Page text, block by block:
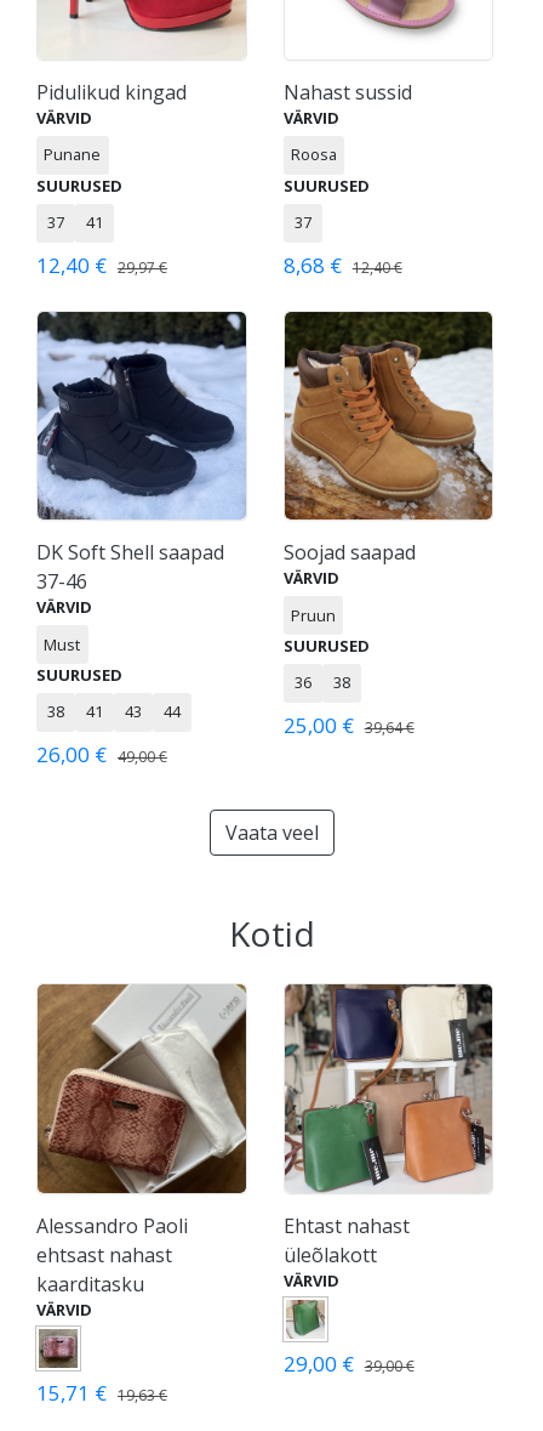
Pidulikud kingad
VÄRVID
Punane
SUURUSED
37
41
12,40 € 29,97 €
Nahast sussid
VÄRVID
Roosa
SUURUSED
37
8,68 € 12,40 €
DK Soft Shell saapad
37-46
VÄRVID
Must
SUURUSED
38
41 43 44
26,00 € 49,00 €
Soojad saapad
VÄRVID
Pruun
SUURUSED
36
38
25,00 € 39,64 €
Vaata veel
Kotid
Alessandro Paoli
ehtsast nahast
kaarditasku
VÄRVID
15,71 € 19,63 €
Ehtast nahast
üleõlakott
VÄRVID
29,00 € 39,00 €